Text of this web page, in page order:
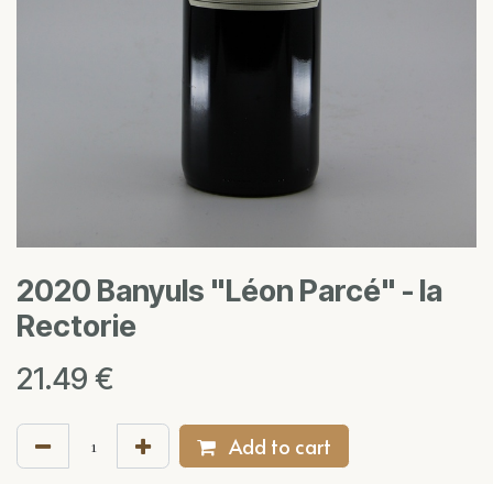
2020 Banyuls "Léon Parcé" - la
Rectorie
21.49 €
Add to cart